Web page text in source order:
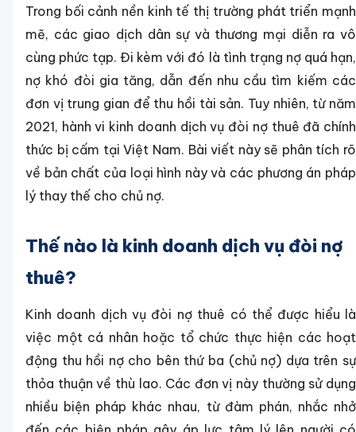
Trong bối cảnh nền kinh tế thị trường phát triển mạnh
mẽ, các giao dịch dân sự và thương mại diễn ra vô
cùng phức tạp. Đi kèm với đó là tình trạng nợ quá hạn,
nợ khó đòi gia tăng, dẫn đến nhu cầu tìm kiếm các
đơn vị trung gian để thu hồi tài sản. Tuy nhiên, từ năm
2021, hành vi kinh doanh dịch vụ đòi nợ thuê đã chính
thức bị cấm tại Việt Nam. Bài viết này sẽ phân tích rõ
về bản chất của loại hình này và các phương án pháp
lý thay thế cho chủ nợ.
Thế nào là kinh doanh dịch vụ đòi nợ
thuê?
Kinh doanh dịch vụ đòi nợ thuê có thể được hiểu là
việc một cá nhân hoặc tổ chức thực hiện các hoạt
động thu hồi nợ cho bên thứ ba (chủ nợ) dựa trên sự
thỏa thuận về thù lao. Các đơn vị này thường sử dụng
nhiều biện pháp khác nhau, từ đàm phán, nhắc nhở